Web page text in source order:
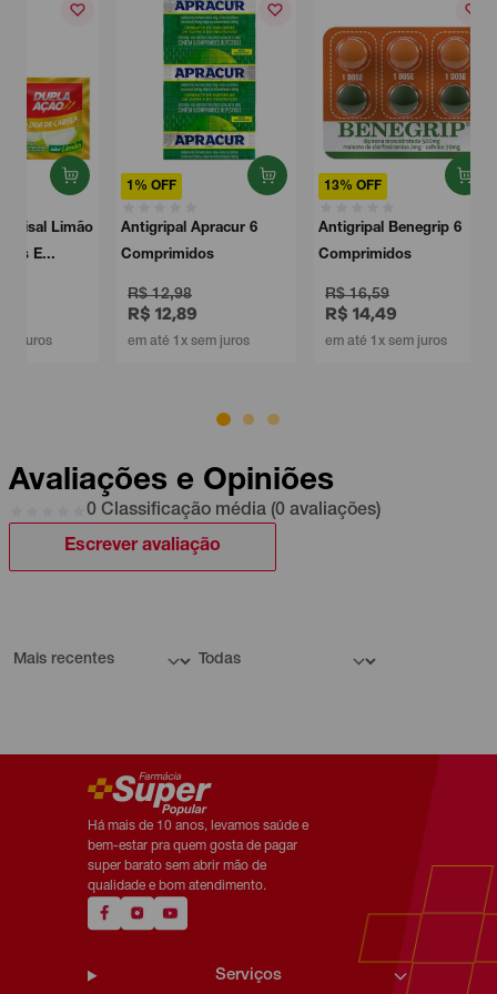
1% OFF
Antigripal Apracur 6
Comprimidos
em até 1x sem juros
13% OFF
Antigripal Benegrip 6
Comprimidos
em até 1x sem juros
Avaliações e Opiniões
0 Classificação média (0 avaliações)
Escrever avaliação
Há mais de 10 anos, levamos saúde e
bem-estar pra quem gosta de pagar
super barato sem abrir mão de
qualidade e bom atendimento.
Serviços